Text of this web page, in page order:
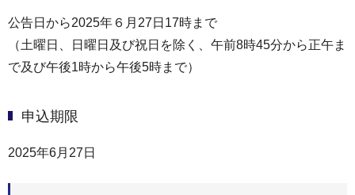
公告日から2025年６月27日17時まで
（土曜日、日曜日及び祝日を除く、午前8時45分から正午ま
で及び午後1時から午後5時まで）
申込期限
2025年6月27日